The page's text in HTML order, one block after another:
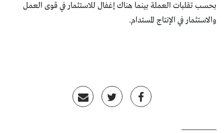
بحسب تقلبات العملة بينما هناك إغفال للاستثمار في قوى العمل
والاستثمار في الإنتاج المستدام.